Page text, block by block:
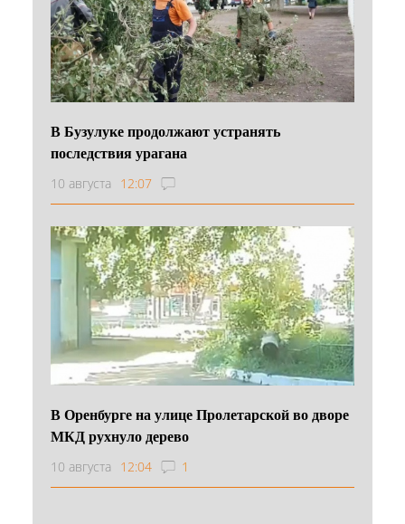
В Бузулуке продолжают устранять
последствия урагана
10 августа 12:07
В Оренбурге на улице Пролетарской во дворе
МКД рухнуло дерево
10 августа 12:04 1